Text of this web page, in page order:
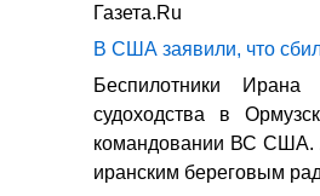
Газета.Ru
В США заявили, что
Беспилотники Ирана
судоходства в
командовании ВС США.
иранским береговым